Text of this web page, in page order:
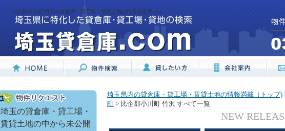
比企郡小川町 竹沢の貸倉庫・貸工場・賃貸土地は埼玉貸倉庫.com。
埼玉の貸倉庫・貸工場・
賃貸土地の中から未公開
埼玉県内の貸倉庫・貸工場・賃貸土地の情報満載（トップ)
町
> 比企郡小川町 竹沢 すべて一覧
NEW